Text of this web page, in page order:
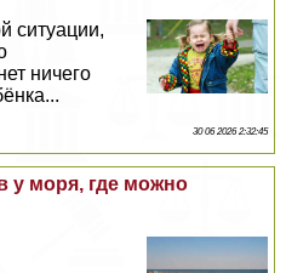
ситуации,
ничего
30 06 2026 2:32:45
у моря, где можно